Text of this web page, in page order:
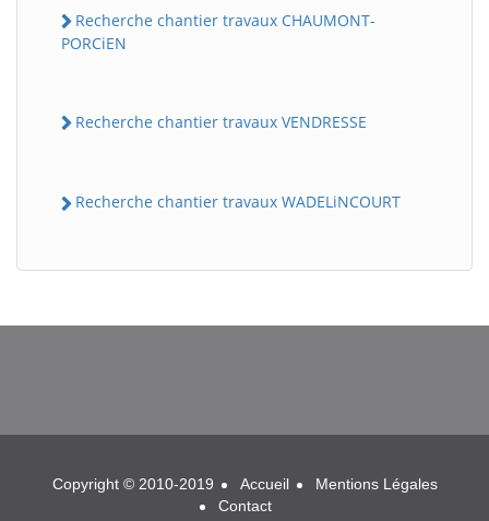
Recherche chantier travaux CHAUMONT-
PORCiEN
Recherche chantier travaux VENDRESSE
Recherche chantier travaux WADELiNCOURT
BatiWebPro
Copyright © 2010-2019 Accueil
Mentions Légales
Contact